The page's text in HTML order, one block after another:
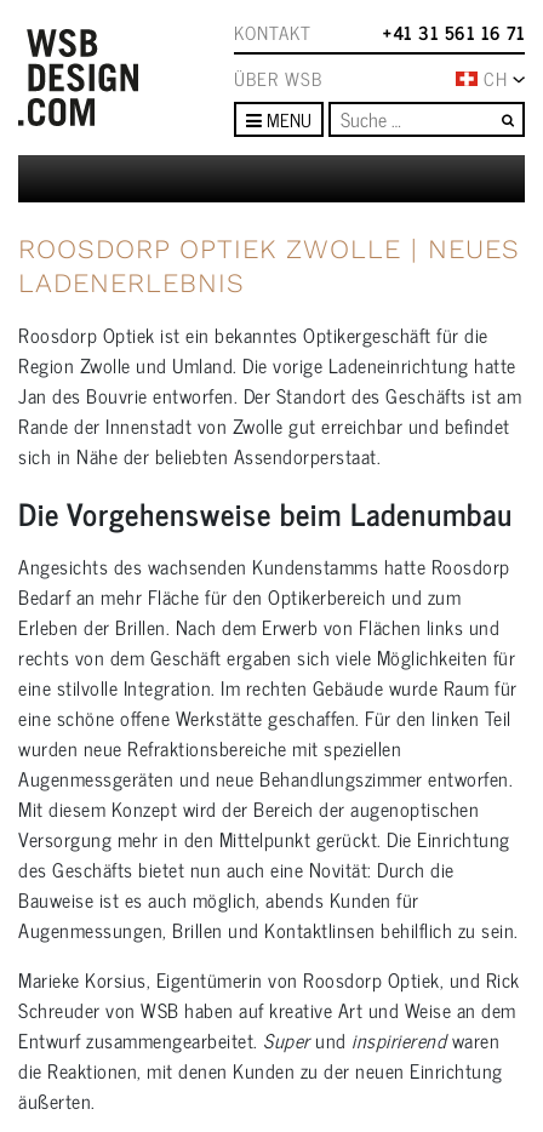
KONTAKT
+41 31 561 16 71
ÜBER WSB
CH
MENU
ROOSDORP OPTIEK ZWOLLE | NEUES
LADENERLEBNIS
Roosdorp Optiek ist ein bekanntes Optikergeschäft für die
Region Zwolle und Umland. Die vorige Ladeneinrichtung hatte
Jan des Bouvrie entworfen. Der Standort des Geschäfts ist am
Rande der Innenstadt von Zwolle gut erreichbar und befindet
sich in Nähe der beliebten Assendorperstaat.
Die Vorgehensweise beim Ladenumbau
Angesichts des wachsenden Kundenstamms hatte Roosdorp
Bedarf an mehr Fläche für den Optikerbereich und zum
Erleben der Brillen. Nach dem Erwerb von Flächen links und
rechts von dem Geschäft ergaben sich viele Möglichkeiten für
eine stilvolle Integration. Im rechten Gebäude wurde Raum für
eine schöne offene Werkstätte geschaffen. Für den linken Teil
wurden neue Refraktionsbereiche mit speziellen
Augenmessgeräten und neue Behandlungszimmer entworfen.
Mit diesem Konzept wird der Bereich der augenoptischen
Versorgung mehr in den Mittelpunkt gerückt. Die Einrichtung
des Geschäfts bietet nun auch eine Novität: Durch die
Bauweise ist es auch möglich, abends Kunden für
Augenmessungen, Brillen und Kontaktlinsen behilflich zu sein.
Marieke Korsius, Eigentümerin von Roosdorp Optiek, und Rick
Schreuder von WSB haben auf kreative Art und Weise an dem
Entwurf zusammengearbeitet. Superund inspirierendwaren
die Reaktionen, mit denen Kunden zu der neuen Einrichtung
äußerten.